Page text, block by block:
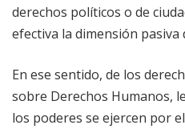
derechos políticos o de
efectiva la dimensión
En ese sentido, de los
sobre Derechos Humanos,
los poderes se ejercen por